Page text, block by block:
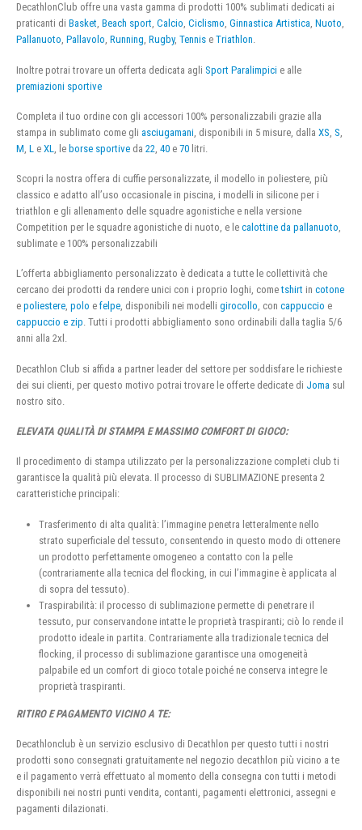
DecathlonClub offre una vasta gamma di prodotti 100% sublimati dedicati ai
praticanti di Basket, Beach sport, Calcio, Ciclismo, Ginnastica Artistica, Nuoto,
Pallanuoto, Pallavolo, Running, Rugby, Tennis e Triathlon.
Inoltre potrai trovare un offerta dedicata agli Sport Paralimpici e alle
premiazioni sportive
Completa il tuo ordine con gli accessori 100% personalizzabili grazie alla
stampa in sublimato come gli asciugamani , disponibili in 5 misure, dalla XS S
M L e XL , le borse sportive da 22 40 e 70 litri.
Scopri la nostra offera di cuffie personalizzate, il modello in poliestere, più
classico e adatto all’uso occasionale in piscina, i modelli in silicone per i
triathlon e gli allenamento delle squadre agonistiche e nella versione
Competition per le squadre agonistiche di nuoto, e le calottine da pallanuoto,
sublimate e 100% personalizzabili
L’offerta abbigliamento personalizzato è dedicata a tutte le collettività che
cercano dei prodotti da rendere unici con i proprio loghi, cometshirt in cotone
e poliestere, polo e felpe, disponibili nei modelli girocollo, con cappuccio e
cappuccio e zip. Tutti i prodotti abbigliamento sono ordinabili dalla taglia 5/6
anni alla 2xl.
Decathlon Club si affida a partner leader del settore per soddisfare le richieste
dei sui clienti, per questo motivo potrai trovare le offerte dedicate di Joma sul
nostro sito.
ELEVATA QUALITÀ DI STAMPA E MASSIMO COMFORT DI GIOCO:
Il procedimento di stampa utilizzato per la personalizzazione completi club ti
garantisce la qualità più elevata. Il processo di SUBLIMAZIONE presenta 2
caratteristiche principali:
Trasferimento di alta qualità: l’immagine penetra letteralmente nello
strato superficiale del tessuto, consentendo in questo modo di ottenere
un prodotto perfettamente omogeneo a contatto con la pelle
(contrariamente alla tecnica del flocking, in cui l’immagine è applicata al
di sopra del tessuto).
Traspirabilità: il processo di sublimazione permette di penetrare il
tessuto, pur conservandone intatte le proprietà traspiranti; ciò lo rende il
prodotto ideale in partita. Contrariamente alla tradizionale tecnica del
flocking, il processo di sublimazione garantisce una omogeneità
palpabile ed un comfort di gioco totale poiché ne conserva integre le
proprietà traspiranti.
RITIRO E PAGAMENTO VICINO A TE:
Decathlonclub è un servizio esclusivo di Decathlon per questo tutti i nostri
prodotti sono consegnati gratuitamente nel negozio decathlon più vicino a te
e il pagamento verrà effettuato al momento della consegna con tutti i metodi
disponibili nei nostri punti vendita, contanti, pagamenti elettronici, assegni e
pagamenti dilazionati.